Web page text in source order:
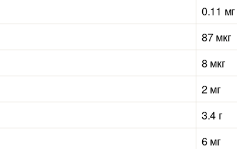
0.11 мг
87 мкг
8 мкг
2 мг
3.4 г
6 мг